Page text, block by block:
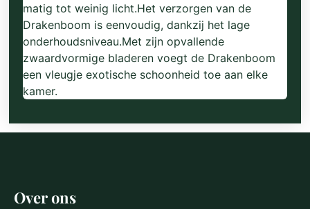
matig tot weinig licht.Het verzorgen van de
Drakenboom is eenvoudig, dankzij het lage
onderhoudsniveau.Met zijn opvallende
zwaardvormige bladeren voegt de Drakenboom
een vleugje exotische schoonheid toe aan elke
kamer.
Over ons